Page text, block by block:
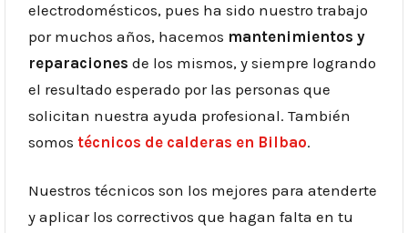
electrodomésticos, pues ha sido nuestro trabajo
por muchos años, hacemos mantenimientos y
reparaciones de los mismos, y siempre logrando
el resultado esperado por las personas que
solicitan nuestra ayuda profesional. También
somos técnicos de calderas en Bilbao.
Nuestros técnicos son los mejores para atenderte
y aplicar los correctivos que hagan falta en tu